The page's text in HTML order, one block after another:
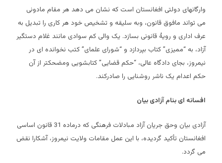
وارگانهای دولتی افغانستان است که نشان می دهد هر مقام مادونی
می تواند مافوق قانون، وبه سلیقه و تشخیص خود هر کاری را تبدیل به
عرف اداری و رویۀ قانونی بسازد. یک والی کم سوادی مانند غلام دستگیر
آزاد، به “ممیزی” کتاب بپردازد و “شورای علمای” کتب نخوانده ای در
نیمروز، بجای دادگاه عالی، “حکم قضایی” کتابشویی ومضحکتر از آن
حکم اعدام یک ناشر روشنایی را صادرکند.
افسانه ای بنام آزادی بیان
آزادی بیان وحق جریان آزاد مبادلات فرهنگی که درماده 31 قانون اساسی
افغانستان تأکید گردیده، با این عمل مقامات ولایت نیمروز، آشکارا نقض
می گردد.